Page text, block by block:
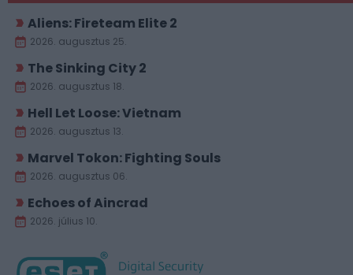
Aliens: Fireteam Elite 2
2026. augusztus 25.
The Sinking City 2
2026. augusztus 18.
Hell Let Loose: Vietnam
2026. augusztus 13.
Marvel Tokon: Fighting Souls
2026. augusztus 06.
Echoes of Aincrad
2026. július 10.